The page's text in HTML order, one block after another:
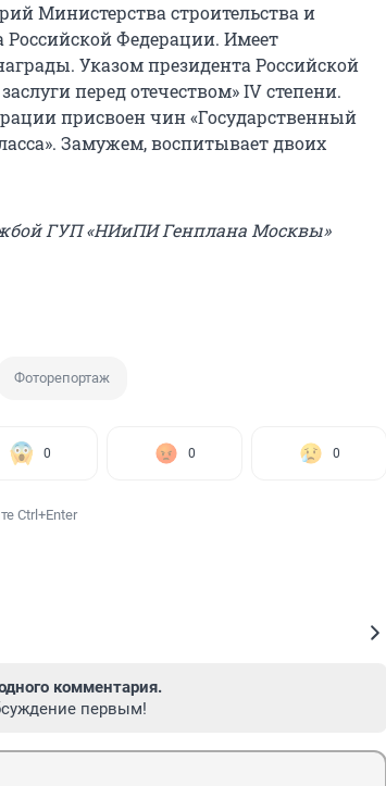
Министерства строительства и
Федерации. Имеет
Указом президента Российской
перед отечеством» IV степени.
присвоен чин «Государственный
Замужем, воспитывает двоих
ГУП «НИиПИ Генплана Москвы»
Фоторепортаж
0 0 0
Ctrl+Enter
комментария.
первым!